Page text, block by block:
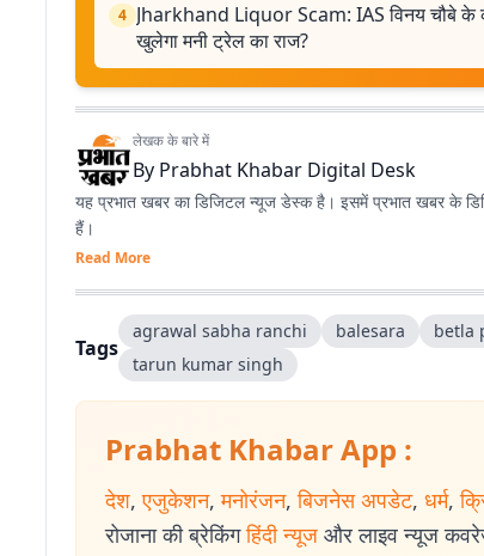
4 Jharkhand Liquor Scam: IAS विनय चौबे के
खुलेगा मनी ट्रेल का राज?
लेखक के बारे में
By Prabhat Khabar Digital Desk
यह प्रभात खबर का डिजिटल न्यूज डेस्क है। इसमें प्रभात खबर के
हैं।
Read More
Tags
agrawal sabha ranchi balesara
betla
tarun kumar singh
Prabhat Khabar App :
देश, एजुकेशन, मनोरंजन, बिजनेस अपडेट, धर्म,
रोजाना की ब्रेकिंग हिंदी न्यूज और लाइव न्यूज